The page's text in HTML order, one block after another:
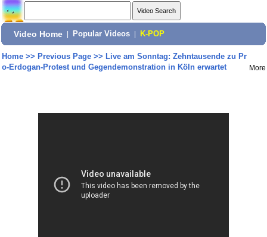
Video Home Popular Videos K-POP
Home>> Previous Page>> Live am Sonntag: Zehntausende zu Pr
o-Erdogan-Protest und Gegendemonstration in Köln erwartet
More